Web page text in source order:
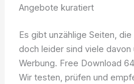
Angebote kuratiert
Es gibt unzählige Seiten,
doch leider sind viele
Werbung. Free Download
Wir testen, prüfen und